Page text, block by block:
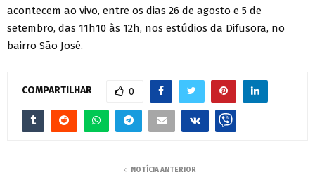
acontecem ao vivo, entre os dias 26 de agosto e 5 de
setembro, das 11h10 às 12h, nos estúdios da Difusora, no
bairro São José.
COMPARTILHAR 0
NOTÍCIA ANTERIOR